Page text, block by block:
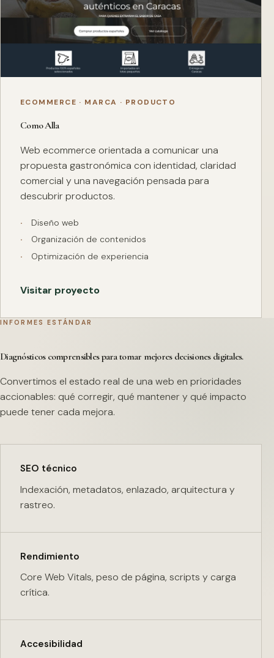
ECOMMERCE · MARCA · PRODUCTO
Como Alla
Web ecommerce orientada a comunicar una
propuesta gastronómica con identidad, claridad
comercial y una navegación pensada para
descubrir productos.
Diseño web
Organización de contenidos
Optimización de experiencia
Visitar proyecto
INFORMES ESTÁNDAR
Diagnósticos comprensibles para tomar mejores decisiones digitales.
Convertimos el estado real de una web en prioridades
accionables: qué corregir, qué mantener y qué impacto
puede tener cada mejora.
SEO técnico
Indexación, metadatos, enlazado, arquitectura y
rastreo.
Rendimiento
Core Web Vitals, peso de página, scripts y carga
crítica.
Accesibilidad